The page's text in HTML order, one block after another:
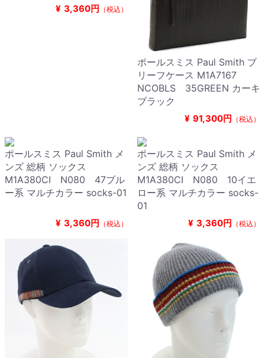
¥ 3,360円 （税込）
ポールスミス Paul Smith ブ
リーフケース M1A7167
NCOBLS 35GREEN カーキ
ブラック
¥ 91,300円 （税込）
ポールスミス Paul Smith メ
ンズ 総柄 ソックス
M1A380CI N080 47ブル
ー系 マルチカラー socks-01
¥ 3,360円 （税込）
ポールスミス Paul Smith メ
ンズ 総柄 ソックス
M1A380CI N080 10イエ
ロー系 マルチカラー socks-
01
¥ 3,360円 （税込）